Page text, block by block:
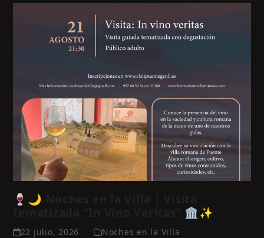
🍷🌙 Noches en la Villa | Visita
tematizada “In Vino Veritas” 🏛️✨
22 julio, 2026 Noches en la Villa